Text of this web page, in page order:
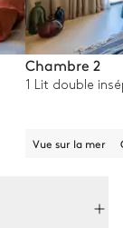
Chambre 2
1 Lit double
Vue sur la mer